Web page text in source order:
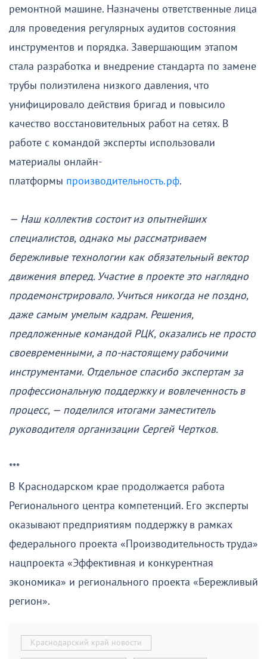
ремонтной машине. Назначены ответственные лица
для проведения регулярных аудитов состояния
инструментов и порядка. Завершающим этапом
стала разработка и внедрение стандарта по замене
трубы полиэтилена низкого давления, что
унифицировало действия бригад и повысило
качество восстановительных работ на сетях. В
работе с командой эксперты использовали
материалы онлайн-
платформы производительность.рф.
— Наш коллектив состоит из опытнейших
специалистов, однако мы рассматриваем
бережливые технологии как обязательный вектор
движения вперед. Участие в проекте это наглядно
продемонстрировало. Учиться никогда не поздно,
даже самым умелым кадрам. Решения,
предложенные командой РЦК, оказались не просто
своевременными, а по-настоящему рабочими
инструментами. Отдельное спасибо экспертам за
профессиональную поддержку и вовлеченность в
процесс, — поделился итогами заместитель
руководителя организации Сергей Чертков.
***
В Краснодарском крае продолжается работа
Регионального центра компетенций. Его эксперты
оказывают предприятиям поддержку в рамках
федерального проекта «Производительность труда»
нацпроекта «Эффективная и конкурентная
экономика» и регионального проекта «Бережливый
регион».
Краснодарский край новости